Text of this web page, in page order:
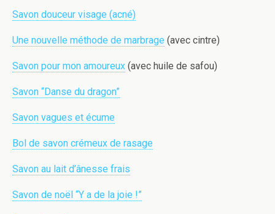
Savon douceur visage (acné)
Une nouvelle méthode de marbrage (avec cintre)
Savon pour mon amoureux (avec huile de safou)
Savon “Danse du dragon”
Savon vagues et écume
Bol de savon crémeux de rasage
Savon au lait d’ânesse frais
Savon de noël “Y a de la joie !”